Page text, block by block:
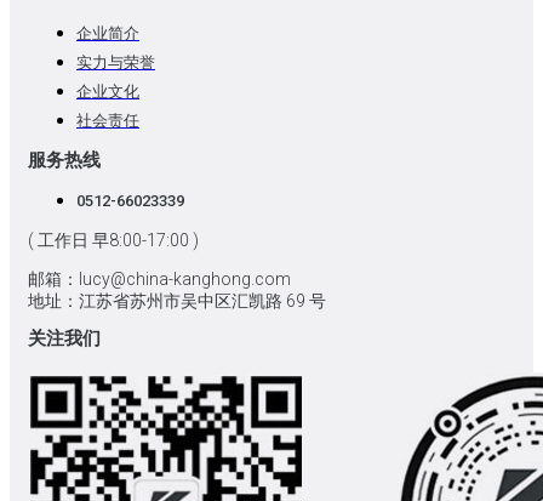
企业简介
实力与荣誉
企业文化
社会责任
服务热线
0512-66023339
( 工作日 早8:00-17:00 )
邮箱：lucy@china-kanghong.com
地址：江苏省苏州市吴中区汇凯路 69 号
关注我们